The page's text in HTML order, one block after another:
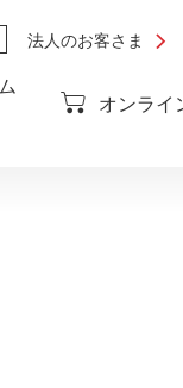
オンライ
法人のお客さま